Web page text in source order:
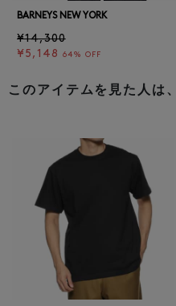
BARNEYS NEW YORK
¥14,300
¥5,148
64% OFF
このアイテムを見た人は